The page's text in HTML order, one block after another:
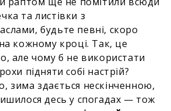
та листівки з
будьте певні, скоро
кожному кроці. Так, це
але чому б не використати
підняти собі настрій?
зима здається нескінченною,
десь у спогадах — тож